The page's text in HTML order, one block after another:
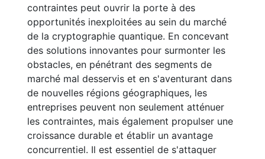
contraintes peut ouvrir la porte à des
opportunités inexploitées au sein du marché
de la cryptographie quantique. En concevant
des solutions innovantes pour surmonter les
obstacles, en pénétrant des segments de
marché mal desservis et en s'aventurant dans
de nouvelles régions géographiques, les
entreprises peuvent non seulement atténuer
les contraintes, mais également propulser une
croissance durable et établir un avantage
concurrentiel. Il est essentiel de s'attaquer